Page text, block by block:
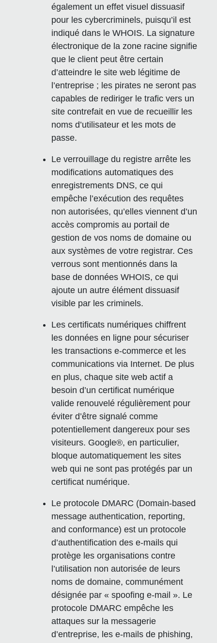
également un effet visuel dissuasif
pour les cybercriminels, puisqu’il est
indiqué dans le WHOIS. La signature
électronique de la zone racine signifie
que le client peut être certain
d’atteindre le site web légitime de
l’entreprise ; les pirates ne seront pas
capables de rediriger le trafic vers un
site contrefait en vue de recueillir les
noms d’utilisateur et les mots de
passe.
Le verrouillage du registre arrête les
modifications automatiques des
enregistrements DNS, ce qui
empêche l’exécution des requêtes
non autorisées, qu’elles viennent d’un
accès compromis au portail de
gestion de vos noms de domaine ou
aux systèmes de votre registrar. Ces
verrous sont mentionnés dans la
base de données WHOIS, ce qui
ajoute un autre élément dissuasif
visible par les criminels.
Les certificats numériques chiffrent
les données en ligne pour sécuriser
les transactions e-commerce et les
communications via Internet. De plus
en plus, chaque site web actif a
besoin d’un certificat numérique
valide renouvelé régulièrement pour
éviter d’être signalé comme
potentiellement dangereux pour ses
visiteurs. Google®, en particulier,
bloque automatiquement les sites
web qui ne sont pas protégés par un
certificat numérique.
Le protocole DMARC (Domain-based
message authentication, reporting,
and conformance) est un protocole
d’authentification des e-mails qui
protège les organisations contre
l’utilisation non autorisée de leurs
noms de domaine, communément
désignée par « spoofing e-mail ». Le
protocole DMARC empêche les
attaques sur la messagerie
d’entreprise, les e-mails de phishing,